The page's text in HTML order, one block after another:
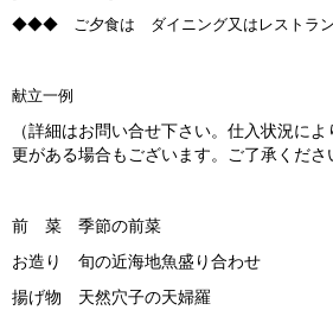
◆◆◆ ご夕食は ダイニング又はレスト
献立一例
（詳細はお問い合せ下さい。仕入状況に
更がある場合もございます。ご了承くださ
前 菜 季節の前菜
お造り 旬の近海地魚盛り合わせ
揚げ物 天然穴子の天婦羅